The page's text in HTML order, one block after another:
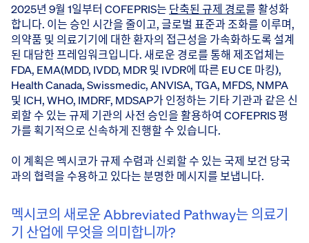
2025년 9월 1일부터 COFEPRIS는 단축된 규제 경로를 활성화
합니다. 이는 승인 시간을 줄이고, 글로벌 표준과 조화를 이루며,
의약품 및 의료기기에 대한 환자의 접근성을 가속화하도록 설계
된 대담한 프레임워크입니다. 새로운 경로를 통해 제조업체는
FDA, EMA(MDD, IVDD, MDR 및 IVDR에 따른 EU CE 마킹),
Health Canada, Swissmedic, ANVISA, TGA, MFDS, NMPA
및 ICH, WHO, IMDRF, MDSAP가 인정하는 기타 기관과 같은 신
뢰할 수 있는 규제 기관의 사전 승인을 활용하여 COFEPRIS 평
가를 획기적으로 신속하게 진행할 수 있습니다.
이 계획은 멕시코가 규제 수렴과 신뢰할 수 있는 국제 보건 당국
과의 협력을 수용하고 있다는 분명한 메시지를 보냅니다.
멕시코의 새로운 Abbreviated Pathway는 의료기
기 산업에 무엇을 의미합니까?